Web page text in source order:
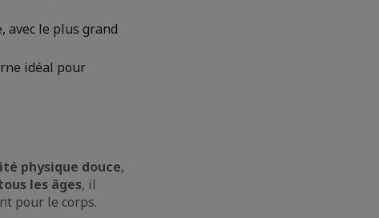
avec le plus grand
idéal pour
physique douce,
les âges, il
pour le corps.